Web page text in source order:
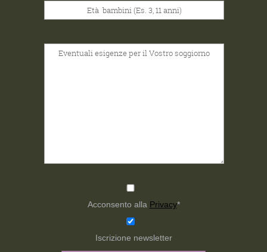
Acconsento alla Privacy*
Iscrizione newsletter